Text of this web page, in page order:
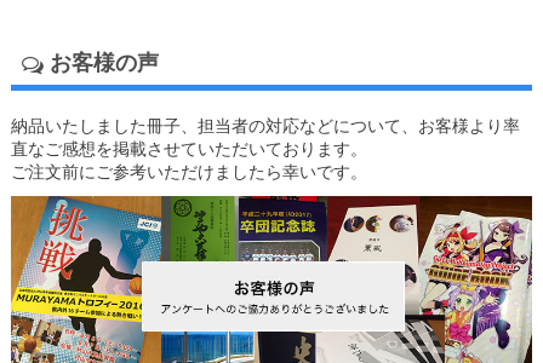
お客様の声
納品いたしました冊子、担当者の対応などについて、お客様より率
直なご感想を掲載させていただいております。
ご注文前にご参考いただけましたら幸いです。